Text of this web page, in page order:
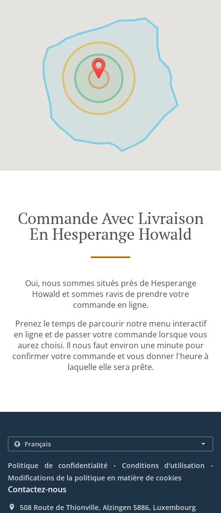
Commande Avec Livraison
En Hesperange Howald
Oui, nous sommes situés près de Hesperange
Howald et sommes ravis de prendre votre
commande en ligne.
Prenez le temps de parcourir notre menu interactif
en ligne et de passer votre commande lorsque vous
aurez choisi. Il nous faut environ une minute pour
confirmer votre commande et vous donner l'heure à
laquelle elle sera prête.
Politique de confidentialité . Conditions d'utilisation .
Modifications de la politique en matière de cookies
Contactez-nous
508 Route de Thionville, Alzingen 5886, Luxembourg